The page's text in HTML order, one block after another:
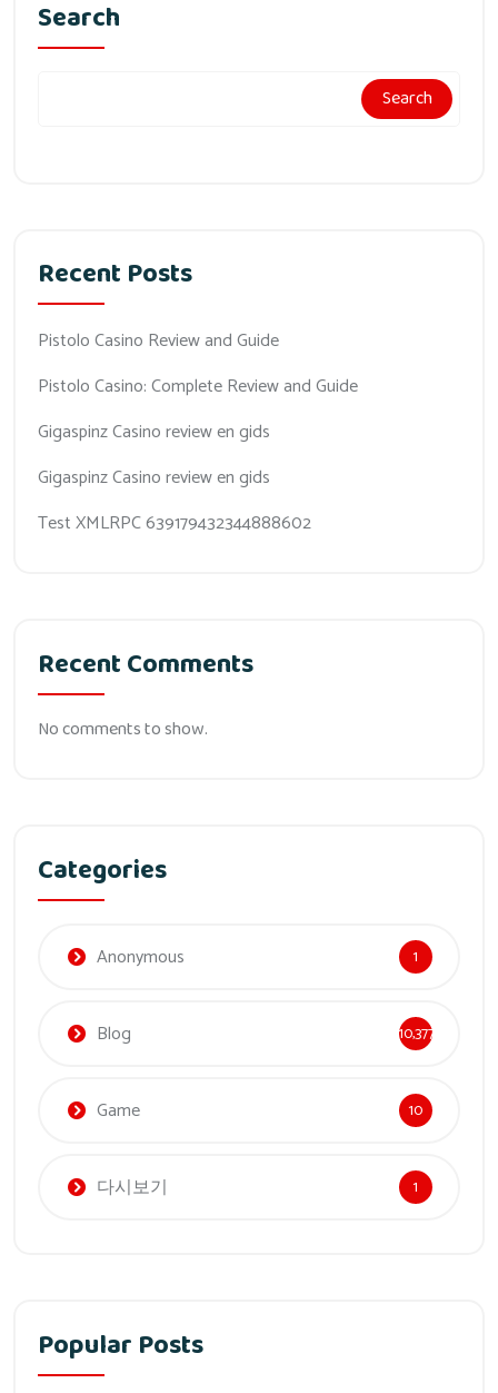
Search
Search
Recent Posts
Pistolo Casino Review and Guide
Pistolo Casino: Complete Review and Guide
Gigaspinz Casino review en gids
Gigaspinz Casino review en gids
Test XMLRPC 639179432344888602
Recent Comments
No comments to show.
Categories
Anonymous 1
Blog 10,377
Game 10
다시보기 1
Popular Posts